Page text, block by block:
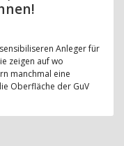
Anleger für
zeigen auf wo
manchmal eine
Oberfläche der GuV